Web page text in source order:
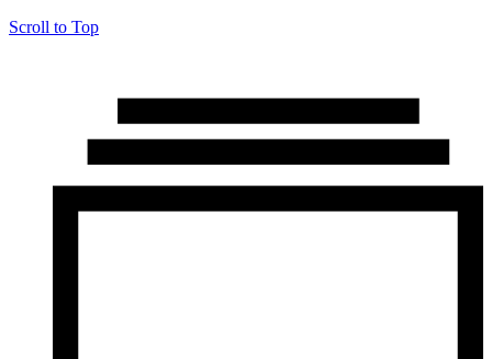
Scroll to Top